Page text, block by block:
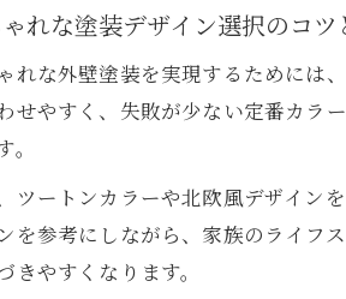
れな塗装デザイン選択のコツ
れな外壁塗装を実現するためには
せやすく、失敗が少ない定番カラ
。
ツートンカラーや北欧風デザイン
を参考にしながら、家族のライフ
きやすくなります。